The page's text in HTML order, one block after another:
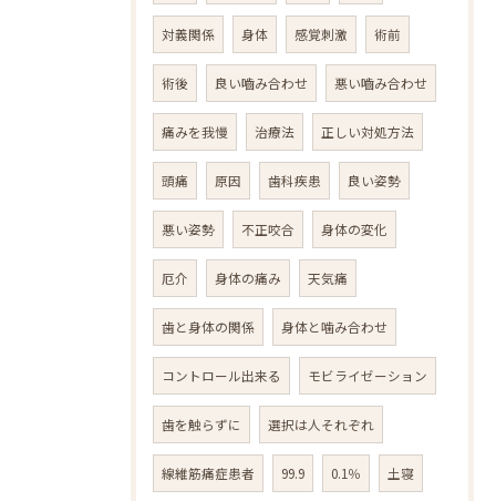
対義関係 身体 感覚刺激 術前
術後 良い嚙み合わせ 悪い嚙み合わせ
痛みを我慢 治療法 正しい対処方法
頭痛 原因 歯科疾患 良い姿勢
悪い姿勢 不正咬合 身体の変化
厄介 身体の痛み 天気痛
歯と身体の関係 身体と噛み合わせ
コントロール出来る モビライゼーション
歯を触らずに 選択は人それぞれ
線維筋痛症患者 99.9 0.1％ 土寝